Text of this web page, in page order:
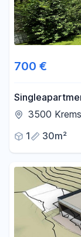
700 €
3500
1
30m²